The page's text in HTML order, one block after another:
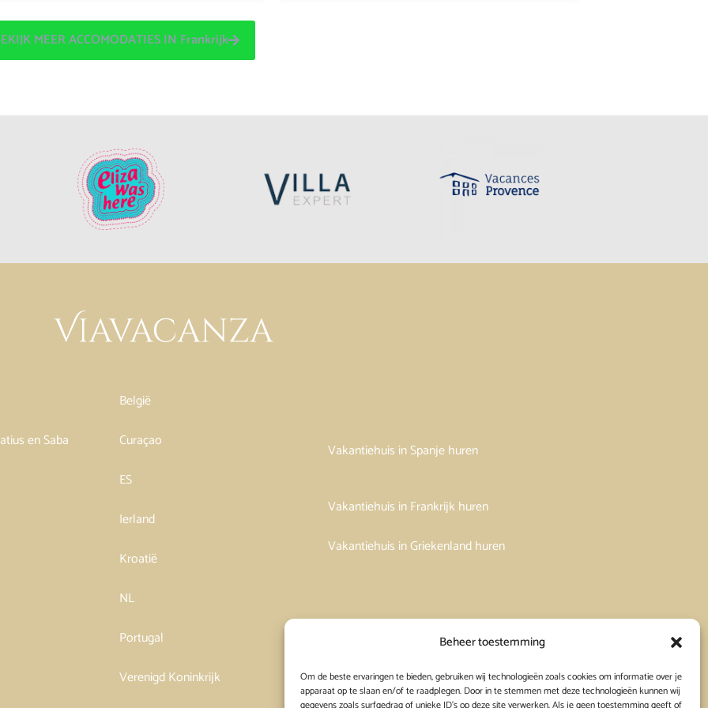
Beheer toestemming
Om de beste ervaringen te bieden, gebruiken wij technologieën zoals cookies om informatie over je
apparaat op te slaan en/of te raadplegen. Door in te stemmen met deze technologieën kunnen wij
MEER ACCOMODATIES IN Frankrijk
België
en Saba
Curaçao
ES
Ierland
Kroatië
NL
Portugal
Verenigd Koninkrijk
Vakantiehuis in Spanje huren
Vakantiehuis in Frankrijk huren
Vakantiehuis in Griekenland huren